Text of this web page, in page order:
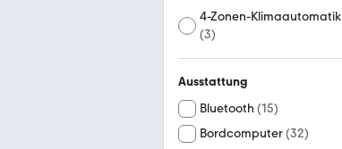
4-Zonen-Klimaautomatik
(3)
Ausstattung
Bluetooth (15)
Bordcomputer(32)